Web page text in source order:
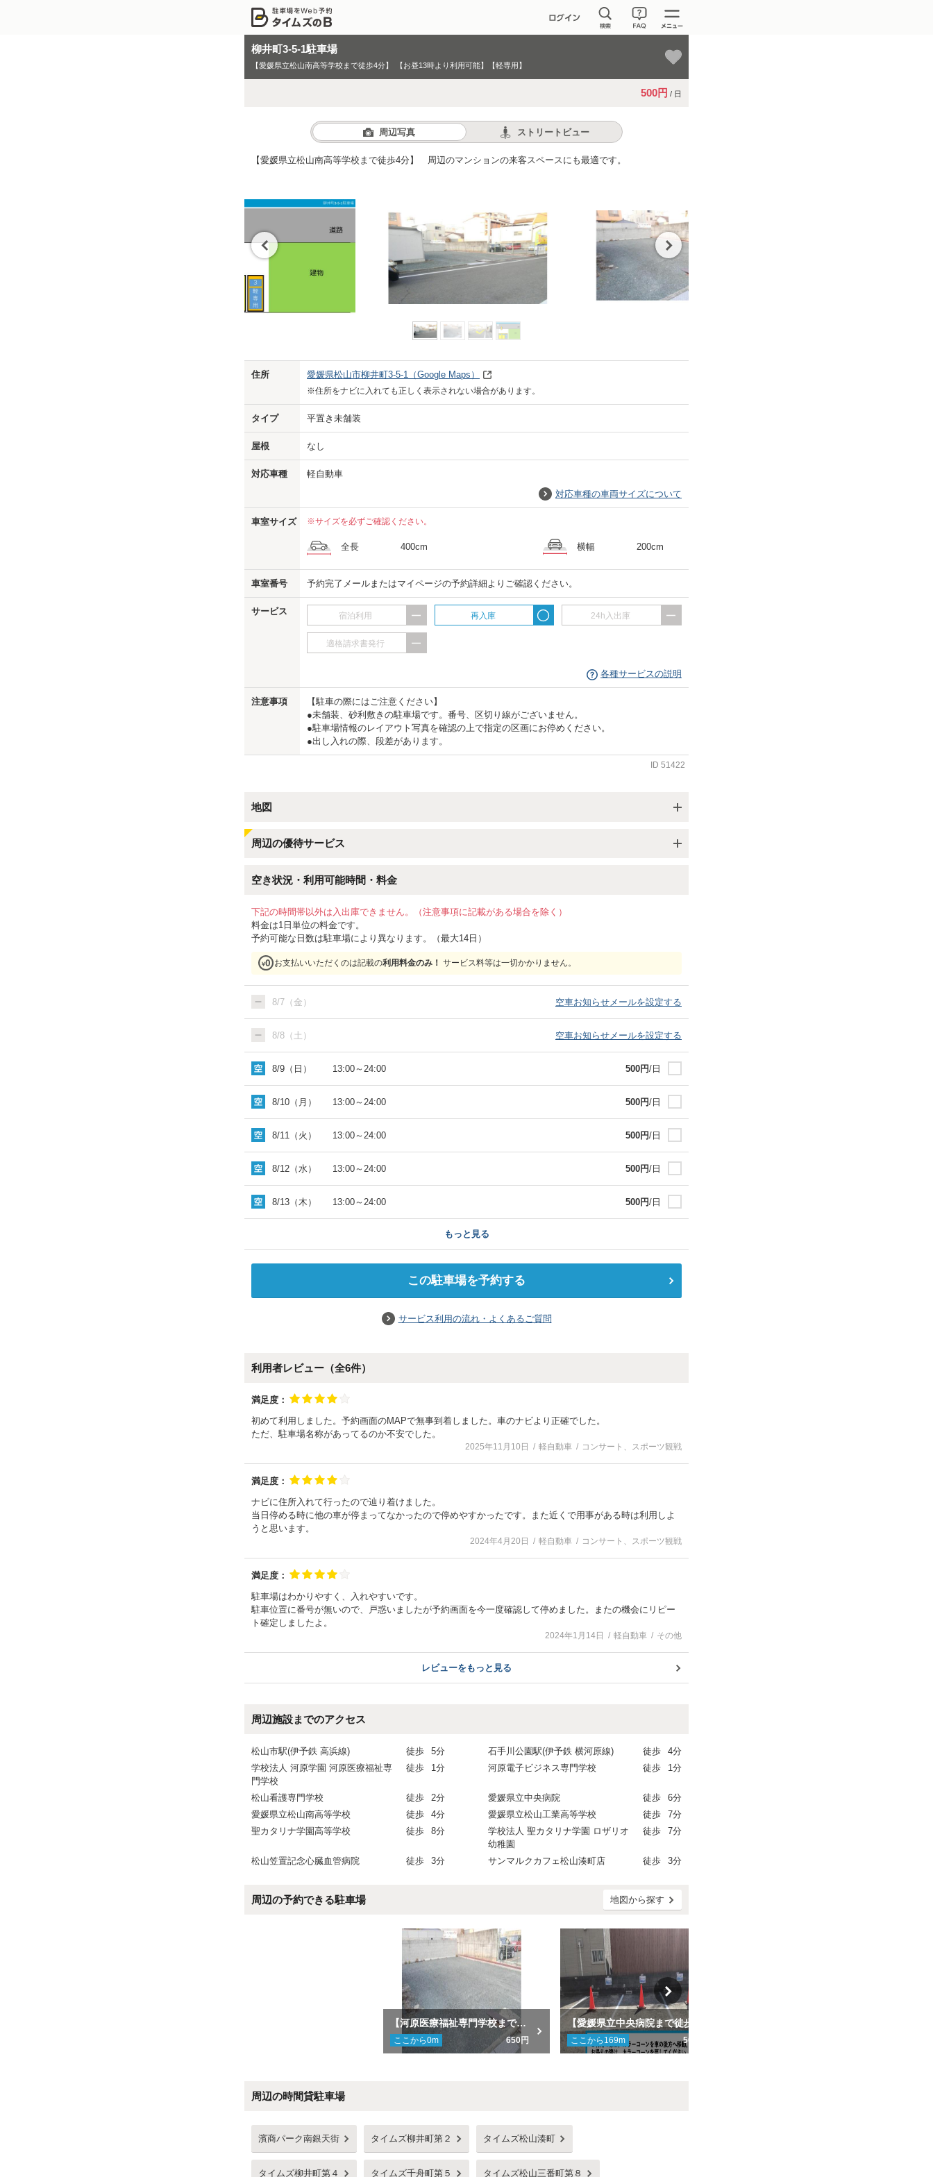
柳井町3-5-1駐車場
【愛媛県立松山南高等学校まで徒歩4分】 【お昼13時より利用可能】【軽専用】
500円 / 日
周辺写真 ストリートビュー
【愛媛県立松山南高等学校まで徒歩4分】 周辺のマンションの来客スペースにも最適です。
Previo
住所 愛媛県松山市柳井町3-5-1 （Google Maps）
※住所をナビに入れても正しく表示されない場合があります。
タイプ 平置き未舗装
屋根 なし
対応車種
軽自動車
対応車種の車両サイズについて
車室サイズ ※サイズを必ずご確認ください。
全長 400cm 横幅 200cm
車室番号 予約完了メールまたはマイページの予約詳細よりご確認ください。
サービス 宿泊利用 再入庫 24h入出庫
適格請求書発行
各種サービスの説明
注意事項
【駐車の際にはご注意ください】
●未舗装、砂利敷きの駐車場です。番号、区切り線がございません。
●駐車場情報のレイアウト写真を確認の上で指定の区画にお停めください。
●出し入れの際、段差があります。
ID 51422
地図
周辺の優待サービス
空き状況・利用可能時間・料金
下記の時間帯以外は入出庫できません。（注意事項に記載がある場合を除く）
料金は1日単位の料金です。
予約可能な日数は駐車場により異なります。（最大14日）
お支払いいただくのは記載の利用料金のみ！ サービス料等は一切かかりません。
8/7（金） 空車お知らせメールを設定する
8/8（土） 空車お知らせメールを設定する
8/9（日） 13:00～ 24:00 500円/日
8/10（月） 13:00～ 24:00 500円/日
8/11（火） 13:00～ 24:00 500円/日
8/12（水） 13:00～ 24:00 500円/日
8/13（木） 13:00～ 24:00 500円/日
もっと見る
この駐車場を予約する
サービス利用の流れ・よくあるご質問
利用者レビュー（全6件）
満足度：
初めて利用しました。予約画面のMAPで無事到着しました。車のナビより正確でした。
ただ、駐車場名称があってるのか不安でした。
2025年11月10日 軽自動車 コンサート、スポーツ観戦
満足度：
ナビに住所入れて行ったので辿り着けました。
当日停める時に他の車が停まってなかったので停めやすかったです。また近くで用事がある時は利用しよ
うと思います。
2024年4月20日 軽自動車 コンサート、スポーツ観戦
満足度：
駐車場はわかりやすく、入れやすいです。
駐車位置に番号が無いので、戸惑いましたが予約画面を今一度確認して停めました。またの機会にリピー
ト確定しましたよ。
2024年1月14日 軽自動車 その他
レビューをもっと見る
周辺施設までのアクセス
松山市駅(伊予鉄 高浜線) 徒歩 5分 石手川公園駅(伊予鉄 横河原線) 徒歩
4分
学校法人 河原学園 河原医療福祉専
門学校
徒歩 1分 河原電子ビジネス専門学校 徒歩 1分
松山看護専門学校 徒歩 2分 愛媛県立中央病院 徒歩
6分
愛媛県立松山南高等学校
徒歩 4分 愛媛県立松山工業高等学校 徒歩
7分
聖カタリナ学園高等学校
徒歩 8分
学校法人 聖カタリナ学園 ロザリオ
幼稚園
徒歩 7分
松山笠置記念心臓血管病院 徒歩 3分 サンマルクカフェ松山湊町店 徒歩 3分
周辺の予約できる駐車場 地図から探す
【河原医療福祉専門学校まで徒歩１分】 柳井町3-5-1駐車場
ここから0m 650円 ここから 169m 500円
周辺の時間貸駐車場
濱商パーク南銀天街 タイムズ柳井町第２ タイムズ松山湊町
タイムズ柳井町第４ タイムズ千舟町第５ タイムズ松山三番町第８